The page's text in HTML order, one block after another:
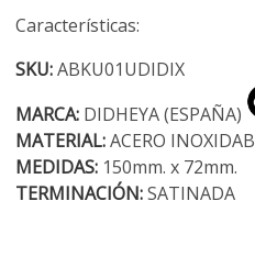
Características:
SKU:ABKU01UDIDIX
MARCA:DIDHEYA (ESPAÑA)
MATERIAL:ACERO
MEDIDAS:150mm. x 72mm.
TERMINACIÓN:SATINADA